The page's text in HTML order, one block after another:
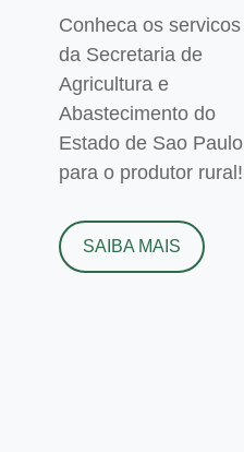
Conheca os servicos
da Secretaria de
Agricultura e
Abastecimento do
Estado de Sao Paulo
para o produtor rural!
SAIBA MAIS